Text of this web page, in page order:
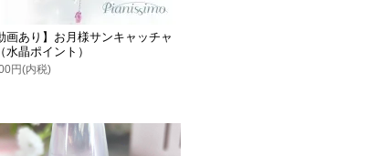
画あり】お月様サンキャッチャ
水晶ポイント）
円(内税)